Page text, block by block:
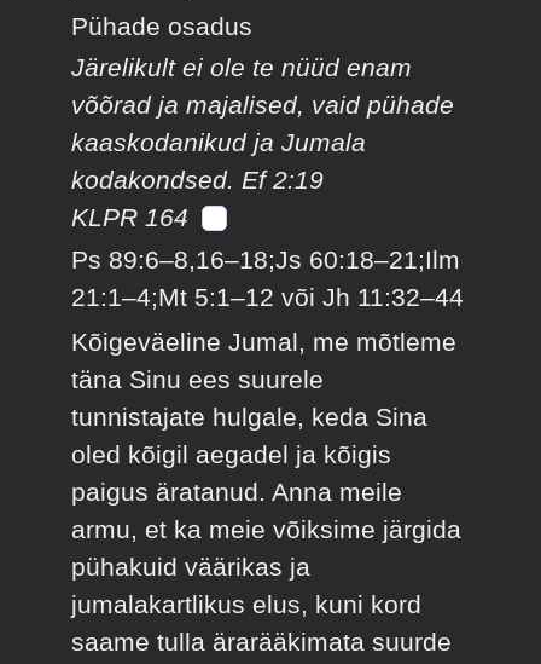
Pühade osadus
Järelikult ei ole te nüüd enam
võõrad ja majalised, vaid pühade
kaaskodanikud ja Jumala
kodakondsed. Ef 2:19
KLPR 164
Ps 89:6–8,16–18;Js 60:18–21;Ilm
21:1–4;Mt 5:1–12 või Jh 11:32–44
Kõigeväeline Jumal, me mõtleme
täna Sinu ees suurele
tunnistajate hulgale, keda Sina
oled kõigil aegadel ja kõigis
paigus äratanud. Anna meile
armu, et ka meie võiksime järgida
pühakuid väärikas ja
jumalakartlikus elus, kuni kord
saame tulla ärarääkimata suurde